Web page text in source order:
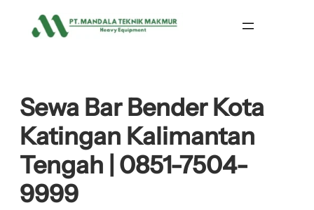
Sewa Bar Bender Kota
Katingan Kalimantan
Tengah | 0851-7504-
9999